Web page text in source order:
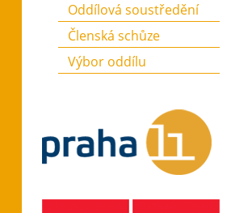
Oddílová soustředění
Členská schůze
Výbor oddílu